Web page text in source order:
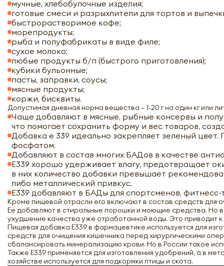
мучные, хлебобулочные изделия;
готовые смеси и разрыхлители для тортов и
быстрорастворимое кофе;
морепродукты;
рыба и полуфабрикаты в виде филе;
сухое молоко;
любые продукты б/п (быстрого приготовления);
кубики бульонные;
пасты, заправки, соусы;
мясные продукты;
коржи, бисквиты.
Допустимая дневная норма вещества – 1-20 г на один кг или
Чаще добавляют в мясные, рыбные консервы и
что помогает сохранить форму и вес товаров,
Добавка е 339 идеально закрепляет зеленый
фосфатом.
Добавляют в состав многих БАДов в качестве
Е339 хорошо удерживает влагу, предотвращает
в них количество добавки превышает
либо металлический привкус.
Е339 добавляют в БАДы для спортсменов, фитнесс-
Кроме пищевой отрасли его включают в состав средств для
Ее добавляют в стиральные порошки и моющие средства. Но
ухудшение качества уже отработанной воды. Это приводит
Пищевая добавка Е339 в фармацевтике используется для
средств для очищения кишечника перед хирургическими
сбалансировать минерализацию крови. Но в России такое
Также Е339 применяется для изготовления удобрений, а в
хозяйстве используется для подкормки птицы и скота.